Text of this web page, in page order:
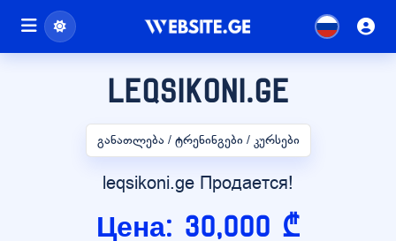
leqsikoni.ge
განათლება / ტრენინგები / კურსები
leqsikoni.ge Продается!
Цена: 30,000 ₾